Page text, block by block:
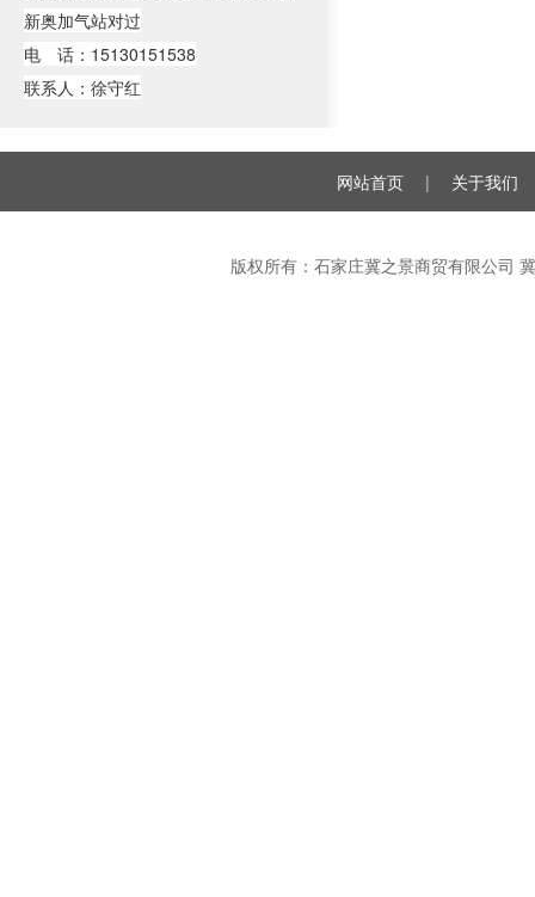
新奥加气站对过
电 话：15130151538
联系人：徐守红
网站首页 | 关于我们
版权所有：石家庄冀之景商贸有限公司